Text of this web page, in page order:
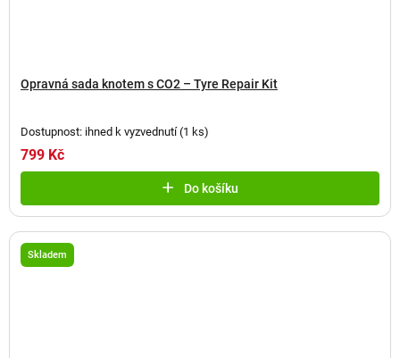
Opravná sada knotem s CO2 – Tyre Repair Kit
Dostupnost: ihned k vyzvednutí(1 ks)
799 Kč
Do košíku
Skladem